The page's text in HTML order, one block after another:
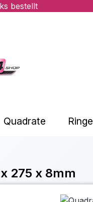
springen
bestellt
Quadrate Ringe
275 x 8mm